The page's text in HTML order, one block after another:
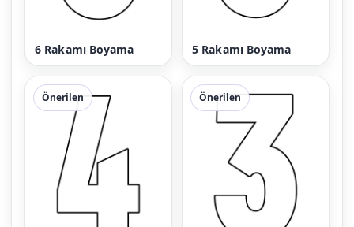
6 Rakamı Boyama 5 Rakamı Boyama
Önerilen Önerilen